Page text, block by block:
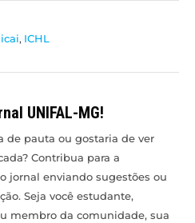
, ICHL
UNIFAL-MG!
de pauta ou gostaria de ver
Contribua para a
jornal enviando sugestões ou
Seja você estudante,
membro da comunidade, sua